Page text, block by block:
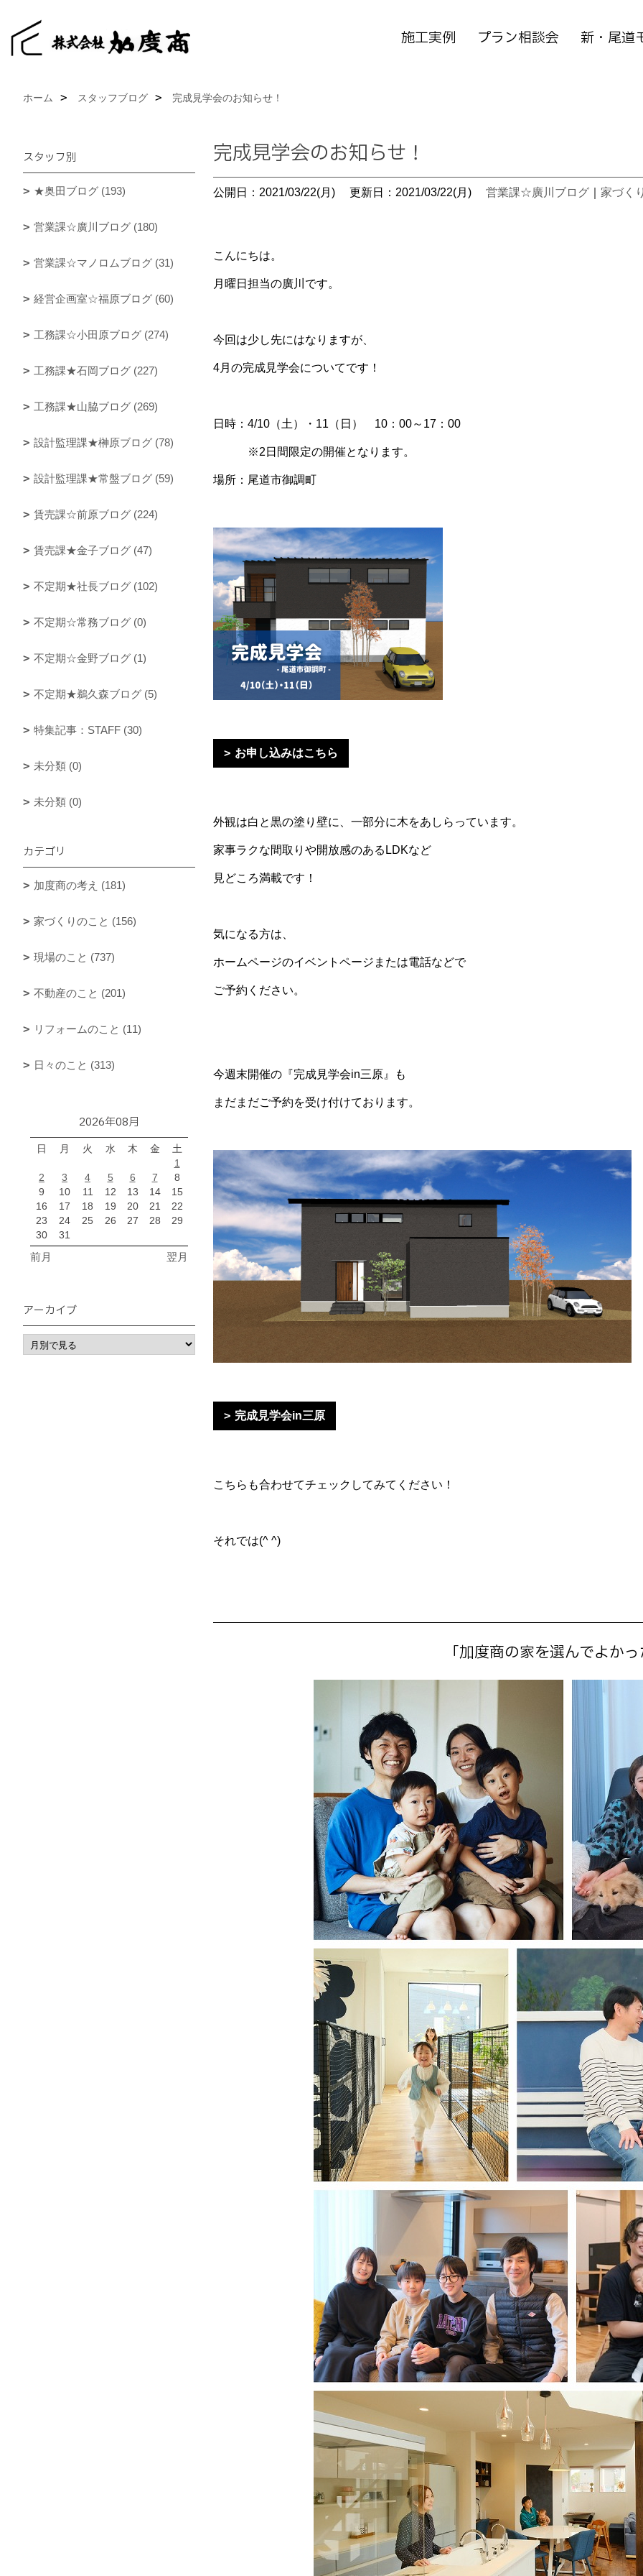
施工実例 プラン相談会 新・尾道
ホーム スタッフブログ 完成見学会のお知らせ！
完成見学会のお知らせ！
公開日：2021/03/22(月) 更新日：2021/03/22(月) 営業課☆廣川ブログ 家づく
こんにちは。
月曜日担当の廣川です。
今回は少し先にはなりますが、
4月の完成見学会についてです！
日時：4/10（土）・11（日） 10：00～17：00
※2日間限定の開催となります。
場所：尾道市御調町
お申し込みはこちら
外観は白と黒の塗り壁に、一部分に木をあしらっています。
家事ラクな間取りや開放感のあるLDKなど
見どころ満載です！
気になる方は、
ホームページのイベントページまたは電話などで
ご予約ください。
今週末開催の『完成見学会in三原』も
まだまだご予約を受け付けております。
完成見学会in三原
こちらも合わせてチェックしてみてください！
それでは(^ ^)
「加度商の家を選んでよか
スタッフ別
★奥田ブログ (193)
営業課☆廣川ブログ (180)
営業課☆マノロムブログ (31)
経営企画室☆福原ブログ (60)
工務課☆小田原ブログ (274)
工務課★石岡ブログ (227)
工務課★山脇ブログ (269)
設計監理課★榊原ブログ (78)
設計監理課★常盤ブログ (59)
賃売課☆前原ブログ (224)
賃売課★金子ブログ (47)
不定期★社長ブログ (102)
不定期☆常務ブログ (0)
不定期☆金野ブログ (1)
不定期★鵜久森ブログ (5)
特集記事：STAFF (30)
未分類 (0)
未分類 (0)
カテゴリ
加度商の考え (181)
家づくりのこと (156)
現場のこと (737)
不動産のこと (201)
リフォームのこと (11)
日々のこと (313)
2026年08月
日 月 火 水 木 金
土
1
2
3 4 5 6 7
8
9
10 11 12 13 14
15
16
17 18 19 20 21
22
23
24 25 26 27 28
29
30
31
前月 翌月
アーカイブ